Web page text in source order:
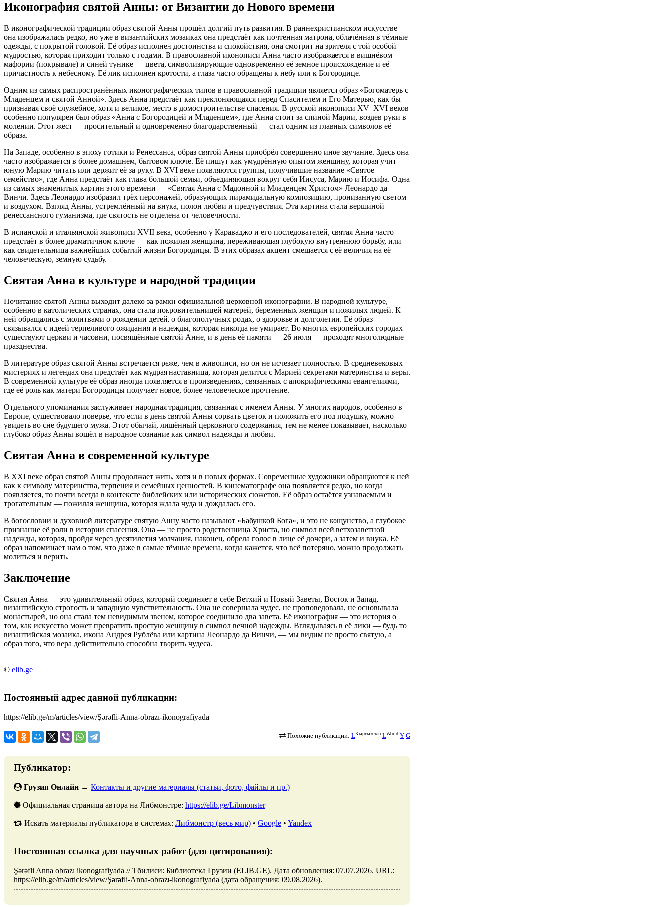
Иконография святой Анны: от Византии до Нового времени
В иконографической традиции образ святой Анны прошёл долгий путь развития. В раннехристианском искусстве
она изображалась редко, но уже в византийских мозаиках она предстаёт как почтенная матрона, облачённая в тёмные
одежды, с покрытой головой. Её образ исполнен достоинства и спокойствия, она смотрит на зрителя с той особой
мудростью, которая приходит только с годами. В православной иконописи Анна часто изображается в вишнёвом
мафории (покрывале) и синей тунике — цвета, символизирующие одновременно её земное происхождение и её
причастность к небесному. Её лик исполнен кротости, а глаза часто обращены к небу или к Богородице.
Одним из самых распространённых иконографических типов в православной традиции является образ «Богоматерь с
Младенцем и святой Анной». Здесь Анна предстаёт как преклоняющаяся перед Спасителем и Его Матерью, как бы
признавая своё служебное, хотя и великое, место в домостроительстве спасения. В русской иконописи XV–XVI веков
особенно популярен был образ «Анна с Богородицей и Младенцем», где Анна стоит за спиной Марии, воздев руки в
молении. Этот жест — просительный и одновременно благодарственный — стал одним из главных символов её
образа.
На Западе, особенно в эпоху готики и Ренессанса, образ святой Анны приобрёл совершенно иное звучание. Здесь она
часто изображается в более домашнем, бытовом ключе. Её пишут как умудрённую опытом женщину, которая учит
юную Марию читать или держит её за руку. В XVI веке появляются группы, получившие название «Святое
семейство», где Анна предстаёт как глава большой семьи, объединяющая вокруг себя Иисуса, Марию и Иосифа. Одна
из самых знаменитых картин этого времени — «Святая Анна с Мадонной и Младенцем Христом» Леонардо да
Винчи. Здесь Леонардо изобразил трёх персонажей, образующих пирамидальную композицию, пронизанную светом
и воздухом. Взгляд Анны, устремлённый на внука, полон любви и предчувствия. Эта картина стала вершиной
ренессансного гуманизма, где святость не отделена от человечности.
В испанской и итальянской живописи XVII века, особенно у Караваджо и его последователей, святая Анна часто
предстаёт в более драматичном ключе — как пожилая женщина, переживающая глубокую внутреннюю борьбу, или
как свидетельница важнейших событий жизни Богородицы. В этих образах акцент смещается с её величия на её
человеческую, земную судьбу.
Святая Анна в культуре и народной традиции
Почитание святой Анны выходит далеко за рамки официальной церковной иконографии. В народной культуре,
особенно в католических странах, она стала покровительницей матерей, беременных женщин и пожилых людей. К
ней обращались с молитвами о рождении детей, о благополучных родах, о здоровье и долголетии. Её образ
связывался с идеей терпеливого ожидания и надежды, которая никогда не умирает. Во многих европейских городах
существуют церкви и часовни, посвящённые святой Анне, и в день её памяти — 26 июля — проходят многолюдные
празднества.
В литературе образ святой Анны встречается реже, чем в живописи, но он не исчезает полностью. В средневековых
мистериях и легендах она предстаёт как мудрая наставница, которая делится с Марией секретами материнства и веры.
В современной культуре её образ иногда появляется в произведениях, связанных с апокрифическими евангелиями,
где её роль как матери Богородицы получает новое, более человеческое прочтение.
Отдельного упоминания заслуживает народная традиция, связанная с именем Анны. У многих народов, особенно в
Европе, существовало поверье, что если в день святой Анны сорвать цветок и положить его под подушку, можно
увидеть во сне будущего мужа. Этот обычай, лишённый церковного содержания, тем не менее показывает, насколько
глубоко образ Анны вошёл в народное сознание как символ надежды и любви.
Святая Анна в современной культуре
В XXI веке образ святой Анны продолжает жить, хотя и в новых формах. Современные художники обращаются к ней
как к символу материнства, терпения и семейных ценностей. В кинематографе она появляется редко, но когда
появляется, то почти всегда в контексте библейских или исторических сюжетов. Её образ остаётся узнаваемым и
трогательным — пожилая женщина, которая ждала чуда и дождалась его.
В богословии и духовной литературе святую Анну часто называют «Бабушкой Бога», и это не кощунство, а глубокое
признание её роли в истории спасения. Она — не просто родственница Христа, но символ всей ветхозаветной
надежды, которая, пройдя через десятилетия молчания, наконец, обрела голос в лице её дочери, а затем и внука. Её
образ напоминает нам о том, что даже в самые тёмные времена, когда кажется, что всё потеряно, можно продолжать
молиться и верить.
Заключение
Святая Анна — это удивительный образ, который соединяет в себе Ветхий и Новый Заветы, Восток и Запад,
византийскую строгость и западную чувствительность. Она не совершала чудес, не проповедовала, не основывала
монастырей, но она стала тем невидимым звеном, которое соединило два завета. Её иконография — это история о
том, как искусство может превратить простую женщину в символ вечной надежды. Вглядываясь в её лики — будь то
византийская мозаика, икона Андрея Рублёва или картина Леонардо да Винчи, — мы видим не просто святую, а
образ того, что вера действительно способна творить чудеса.
© elib.ge
Постоянный адрес данной публикации:
https://elib.ge/m/articles/view/Şərəfli-Anna-obrazı-ikonografiyada
Похожие публикации: LКыргызстан LWorld Y G
Публикатор:
Грузия Онлайн → Контакты и другие материалы (статьи, фото, файлы и пр.)
Официальная страница автора на Либмонстре: https://elib.ge/Libmonster
Искать материалы публикатора в системах: Либмонстр (весь мир) • Google • Yandex
Постоянная ссылка для научных работ (для цитирования):
Şərəfli Anna obrazı ikonografiyada // Тбилиси: Библиотека Грузии (ELIB.GE). Дата обновления: 07.07.2026. URL:
https://elib.ge/m/articles/view/Şərəfli-Anna-obrazı-ikonografiyada (дата обращения: 09.08.2026).